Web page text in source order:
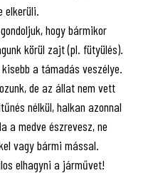
elkerüli.
hogy bármikor
körül zajt (pl. fütyülés).
a támadás veszélye.
de az állat nem vett
nélkül, halkan azonnal
a medve észrevesz, ne
vagy bármi mással.
elhagyni a járművet!